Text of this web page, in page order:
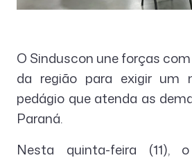
O Sinduscon une forças
da região para exigir um
pedágio que atenda as
Paraná.
Nesta quinta-feira (11),